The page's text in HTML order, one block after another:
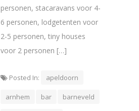
personen, stacaravans voor 4-
6 personen, lodgetenten voor
2-5 personen, tiny houses
voor 2 personen […]
Posted In: apeldoorn
arnhem bar barneveld